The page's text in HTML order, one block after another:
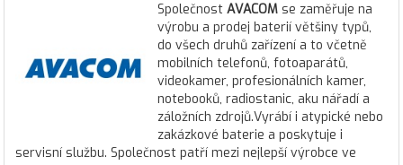
Společnost AVACOM se zaměřuje na
výrobu a prodej baterií většiny typů,
do všech druhů zařízení a to včetně
mobilních telefonů, fotoaparátů,
videokamer, profesionálních kamer,
notebooků, radiostanic, aku nářadí a
záložních zdrojů.Vyrábí i atypické nebo
zakázkové baterie a poskytuje i
servisní službu. Společnost patří mezi nejlepší výrobce ve